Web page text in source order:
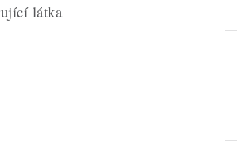
látka